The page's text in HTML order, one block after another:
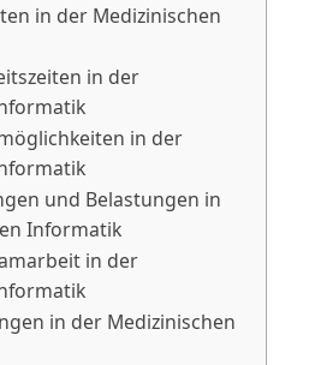
in der Medizinischen
in der
in der
und Belastungen in
Informatik
in der
in der Medizinischen